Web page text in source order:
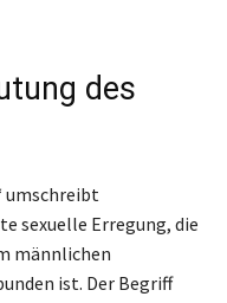
des
umschreibt
sexuelle Erregung, die
männlichen
ist. Der Begriff